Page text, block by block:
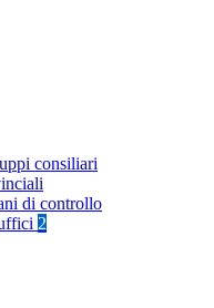
consiliari
di controllo
2